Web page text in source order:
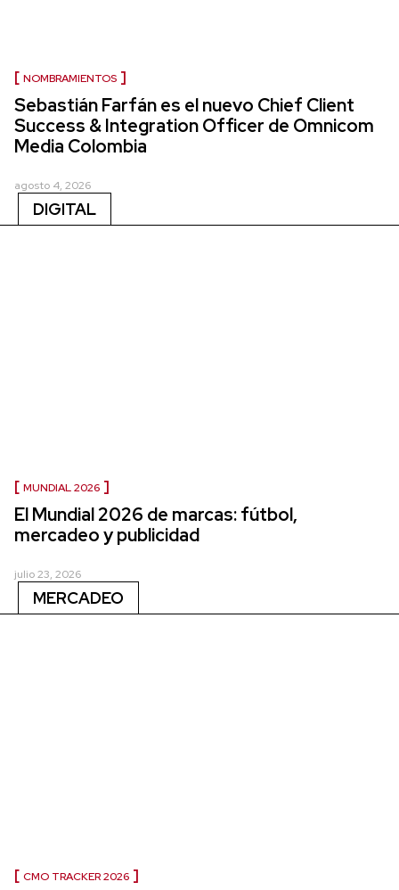
NOMBRAMIENTOS
Sebastián Farfán es el nuevo Chief Client
Success & Integration Officer de Omnicom
Media Colombia
agosto 4, 2026
DIGITAL
MUNDIAL 2026
El Mundial 2026 de marcas: fútbol,
mercadeo y publicidad
julio 23, 2026
MERCADEO
CMO TRACKER 2026